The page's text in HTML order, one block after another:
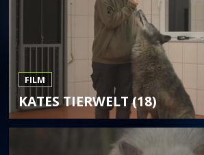
FILM
KATES TIERWELT (18)